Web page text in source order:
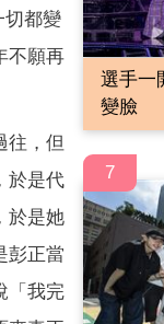
切都變
不願再
往，但
於是代
於是她
彭正當
「我完
選手一
變臉
7